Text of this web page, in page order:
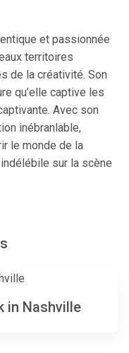
et passionnée
territoires
de la créativité. Son
qu’elle captive les
Avec son
inébranlable,
le monde de la
sur la scène
in Nashville